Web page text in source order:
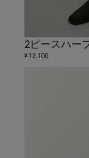
2ピースハー
¥ 12,100